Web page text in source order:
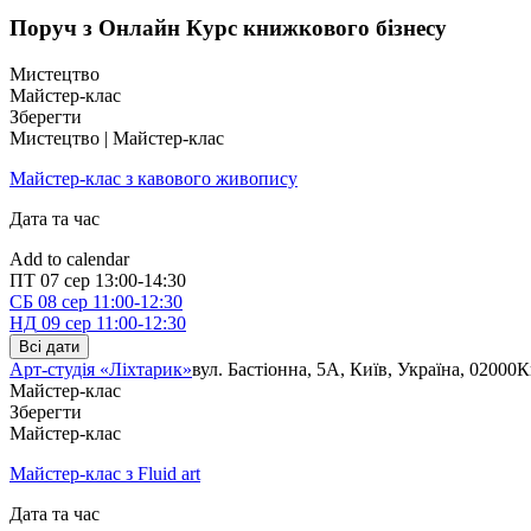
Поруч з Онлайн Курс книжкового бізнесу
Мистецтво
Майстер-клас
Зберегти
Мистецтво | Майстер-клас
Майстер-клас з кавового живопису
Дата та час
Add to calendar
ПТ 07 сер 13:00-14:30
СБ 08 сер 11:00-12:30
НД 09 сер 11:00-12:30
Всі дати
Арт-студія «Ліхтарик»вул. Бастіонна, 5А, Київ, Україна, 02000
Майстер-клас
Зберегти
Майстер-клас
Майстер-клас з Fluid art
Дата та час